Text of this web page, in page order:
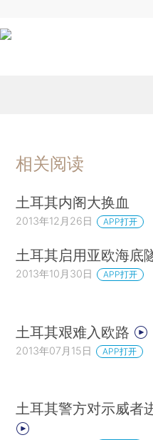
相关阅读
土耳其内阁大换血
2013年12月26日 APP打开
土耳其启用亚欧海底
2013年10月30日 APP打开
土耳其艰难入欧路
2013年07月15日 APP打开
土耳其警方对示威者